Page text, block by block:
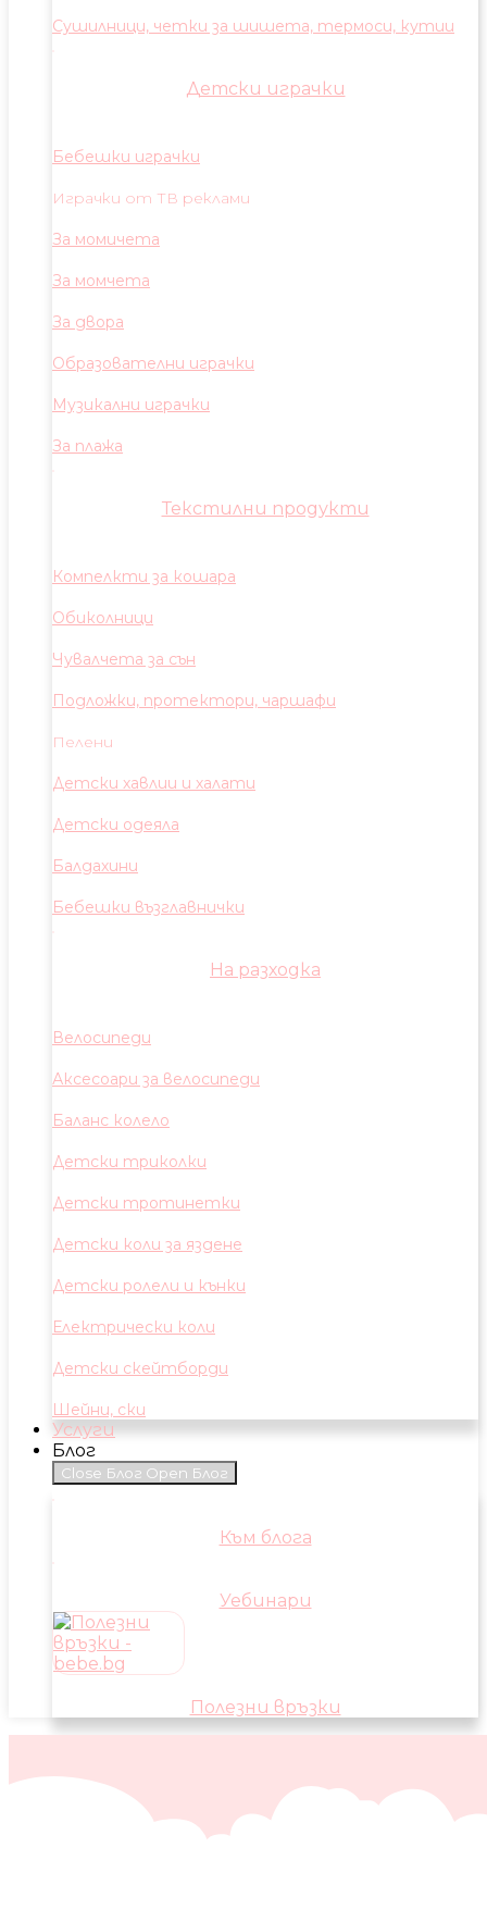
Сушилници, четки за шишета, термоси, кутии
Детски играчки
Бебешки играчки
Играчки от ТВ реклами
За момичета
За момчета
За двора
Образователни играчки
Музикални играчки
За плажа
Текстилни продукти
Компелкти за кошара
Обиколници
Чувалчета за сън
Подложки, протектори, чаршафи
Пелени
Детски хавлии и халати
Детски одеяла
Балдахини
Бебешки възглавнички
На разходка
Велосипеди
Аксесоари за велосипеди
Баланс колело
Детски триколки
Детски тротинетки
Детски коли за яздене
Детски ролели и кънки
Електрически коли
Детски скейтборди
Шейни, ски
Услуги
Блог
Close Блог Open Блог
Към блога
Уебинари
Полезни връзки